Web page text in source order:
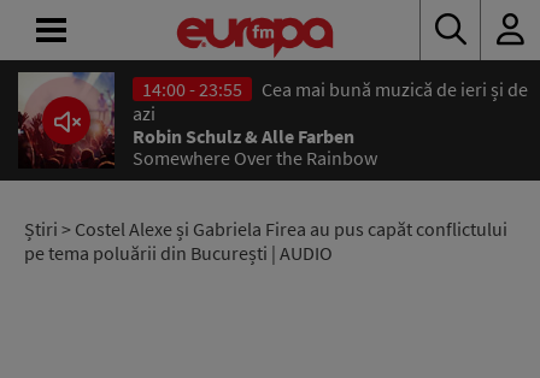
14:00 - 23:55
Cea mai bună muzică de ieri și de
azi
Robin Schulz & Alle Farben
Somewhere Over the Rainbow
Știri > Costel Alexe și Gabriela Firea au pus capăt conflictului
pe tema poluării din București | AUDIO
ACASĂ
ȘTIRI
RADIO